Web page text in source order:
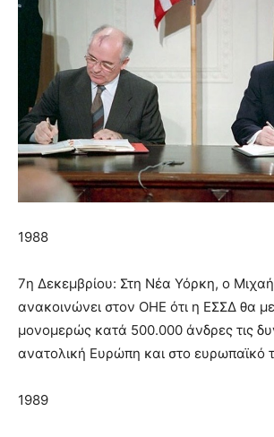
1988
7η Δεκεμβρίου: Στη Νέα Υόρκη, ο
ανακοινώνει στον ΟΗΕ ότι η ΕΣΣΔ θα
μονομερώς κατά 500.000 άνδρες τις
ανατολική Ευρώπη και στο ευρωπαϊκό
1989